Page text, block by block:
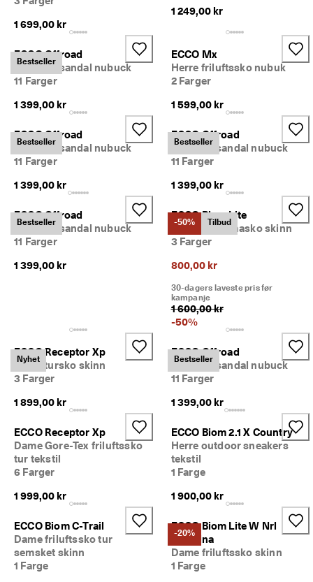
1 699,00 kr
1 249,00 kr
Bestseller
ECCO Offroad
Dame tursandal nubuck
11 Farger
1 399,00 kr
ECCO Mx
Herre friluftssko nubuk
2 Farger
1 599,00 kr
Bestseller
ECCO Offroad
Dame tursandal nubuck
11 Farger
1 399,00 kr
Bestseller
ECCO Offroad
Dame tursandal nubuck
11 Farger
1 399,00 kr
Bestseller
ECCO Offroad
Dame tursandal nubuck
11 Farger
1 399,00 kr
-50% Tilbud
ECCO Biom Lite
Dame ballerinasko skinn
3 Farger
800,00 kr
30-dagers laveste pris før
kampanje
1 600,00 kr
-50%
Nyhet
ECCO Receptor Xp
Herre tursko skinn
3 Farger
1 899,00 kr
Bestseller
ECCO Offroad
Dame tursandal nubuck
11 Farger
1 399,00 kr
ECCO Receptor Xp
Dame Gore-Tex friluftssko
tur tekstil
6 Farger
1 999,00 kr
ECCO Biom 2.1 X Country
Herre outdoor sneakers
tekstil
1 Farge
1 900,00 kr
ECCO Biom C-Trail
Dame friluftssko tur
semsket skinn
1 Farge
-20%
ECCO Biom Lite W Nrl
Ballerina
Dame friluftssko skinn
1 Farge